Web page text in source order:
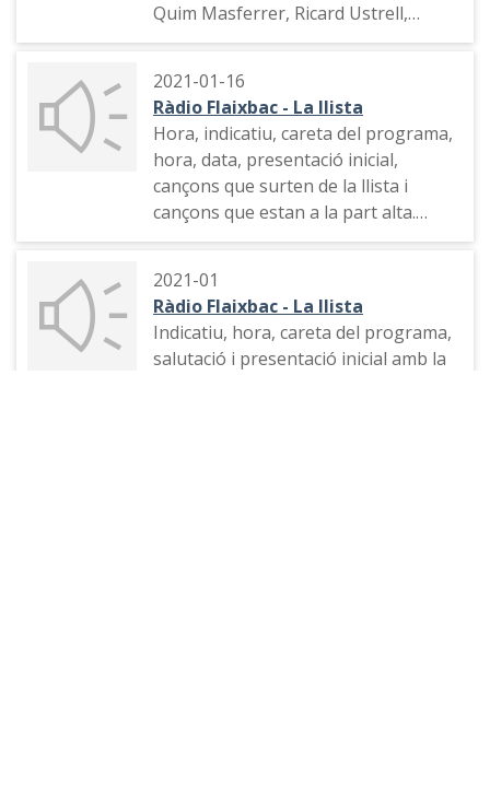
Quim Masferrer, Ricard Ustrell,
Gemma Nierga i Xavier Grasset
2021-01-16
Ràdio Flaixbac - La llista
Hora, indicatiu, careta del programa,
hora, data, presentació inicial,
cançons que surten de la llista i
cançons que estan a la part alta.
de la llista i comiat del programa.
2021-01
Ràdio Flaixbac - La llista
Indicatiu, hora, careta del programa,
salutació i presentació inicial amb la